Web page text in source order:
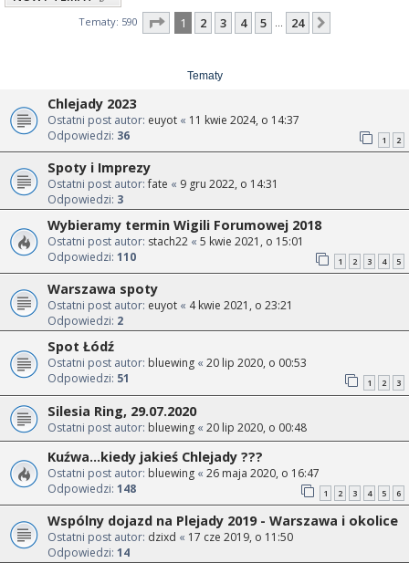
Tematy: 590 Strona z24
1 2 3 4 5 … 24
Tematy
Chlejady 2023
Ostatni post autor: euyot « 11 kwie 2024, o 14:37
Odpowiedzi: 36 1 2
Spoty i Imprezy
Ostatni post autor:fate « 9 gru 2022, o 14:31
Odpowiedzi: 3
Wybieramy termin Wigili Forumowej 2018
Ostatni post autor: stach22 « 5 kwie 2021, o 15:01
Odpowiedzi: 110 1 2 3 4 5
Warszawa spoty
Ostatni post autor: euyot « 4 kwie 2021, o 23:21
Odpowiedzi: 2
Spot Łódź
Ostatni post autor: bluewing « 20 lip 2020, o 00:53
Odpowiedzi: 51 1 2 3
Silesia Ring, 29.07.2020
Ostatni post autor: bluewing « 20 lip 2020, o 00:48
Kuźwa...kiedy jakieś Chlejady ???
Ostatni post autor: bluewing « 26 maja 2020, o 16:47
Odpowiedzi: 148 1 2 3 4 5 6
Wspólny dojazd na Plejady 2019 - Warszawa i okolice
Ostatni post autor: dzixd « 17 cze 2019, o 11:50
Odpowiedzi: 14